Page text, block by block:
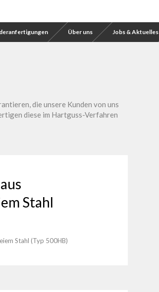
Über uns Jobs & Aktuelles
die unsere Kunden von uns
diese im Hartguss-Verfahren
Stahl
Stahl (Typ 500HB)